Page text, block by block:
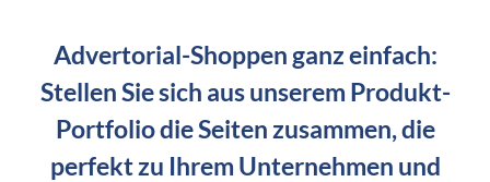
Advertorial-Shoppen ganz einfach:
Stellen Sie sich aus unserem Produkt-
Portfolio die Seiten zusammen, die
perfekt zu Ihrem Unternehmen und